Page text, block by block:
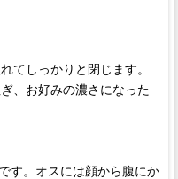
てしっかりと閉じます。
、お好みの濃さになった
す。オスには顔から腹にか